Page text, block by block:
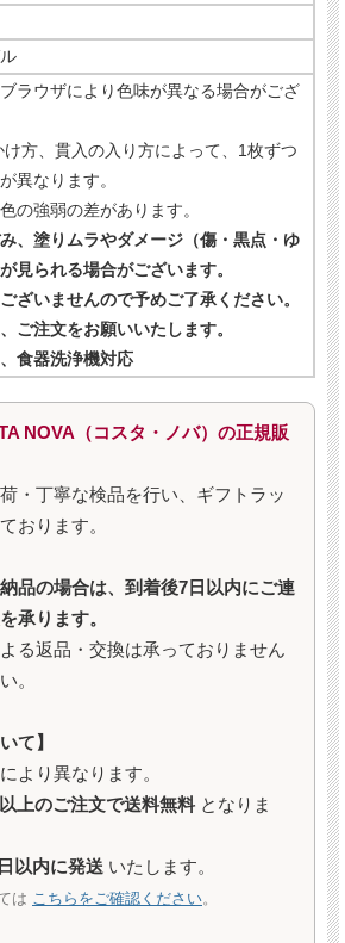
ブラウザにより色味が異なる場合がござ
け方、貫入の入り方によって、1枚ずつ
異なります。
の強弱の差があります。
、塗りムラやダメージ（傷・黒点・ゆ
見られる場合がございます。
ざいませんので予めご了承ください。
ご注文をお願いいたします。
食器洗浄機対応
NOVA（コスタ・ノバ）の正規販
・丁寧な検品を行い、ギフトラッ
おります。
品の場合は、到着後7日以内にご連
承ります。
る返品・交換は承っておりません
。
て】
より異なります。
上のご注文で送料無料 となりま
以内に発送 いたします。
は こちらをご確認ください。